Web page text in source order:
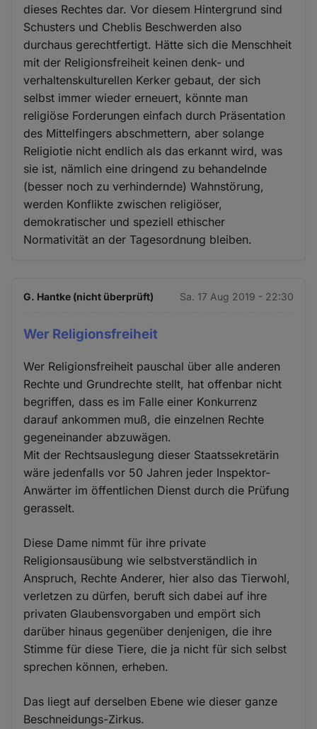
dieses Rechtes dar. Vor diesem Hintergrund sind
Schusters und Cheblis Beschwerden also
durchaus gerechtfertigt. Hätte sich die Menschheit
mit der Religionsfreiheit keinen denk- und
verhaltenskulturellen Kerker gebaut, der sich
selbst immer wieder erneuert, könnte man
religiöse Forderungen einfach durch Präsentation
des Mittelfingers abschmettern, aber solange
Religiotie nicht endlich als das erkannt wird, was
sie ist, nämlich eine dringend zu behandelnde
(besser noch zu verhindernde) Wahnstörung,
werden Konflikte zwischen religiöser,
demokratischer und speziell ethischer
Normativität an der Tagesordnung bleiben.
G. Hantke (nicht überprüft) Sa. 17 Aug 2019 - 22:30
Wer Religionsfreiheit
Wer Religionsfreiheit pauschal über alle anderen
Rechte und Grundrechte stellt, hat offenbar nicht
begriffen, dass es im Falle einer Konkurrenz
darauf ankommen muß, die einzelnen Rechte
gegeneinander abzuwägen.
Mit der Rechtsauslegung dieser Staatssekretärin
wäre jedenfalls vor 50 Jahren jeder Inspektor-
Anwärter im öffentlichen Dienst durch die Prüfung
gerasselt.
Diese Dame nimmt für ihre private
Religionsausübung wie selbstverständlich in
Anspruch, Rechte Anderer, hier also das Tierwohl,
verletzen zu dürfen, beruft sich dabei auf ihre
privaten Glaubensvorgaben und empört sich
darüber hinaus gegenüber denjenigen, die ihre
Stimme für diese Tiere, die ja nicht für sich selbst
sprechen können, erheben.
Das liegt auf derselben Ebene wie dieser ganze
Beschneidungs-Zirkus.